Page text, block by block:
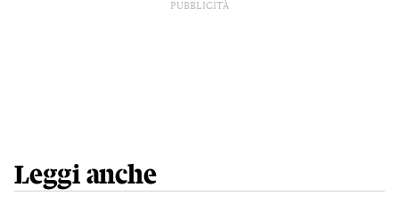
PUBBLICITÀ
Leggi anche